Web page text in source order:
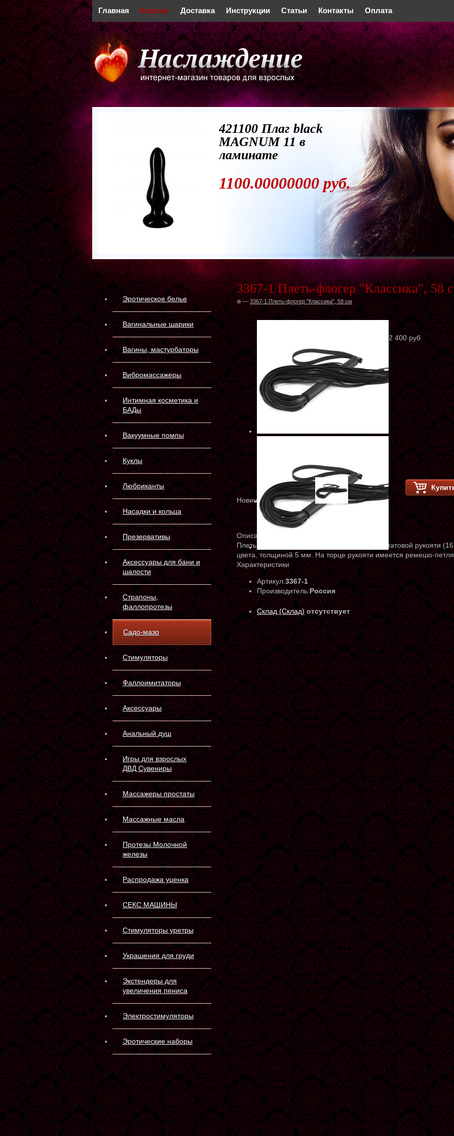
Главная Каталог Доставка Инструкции Статьи Контакты Оплата
421100 Плаг black
MAGNUM 11 в
ламинате
1100.00000000 руб.
Эротическое белье
Вагинальные шарики
Вагины, мастурбаторы
Вибромассажеры
Интимная косметика и
БАДы
Вакуумные помпы
Куклы
Любриканты
Насадки и кольца
Презервативы
Аксессуары для бани и
шалости
Страпоны,
фаллопротезы
Садо-мазо
Стимуляторы
Фаллоимитаторы
Аксессуары
Анальный душ
Игры для взрослых
ДВД Сувениры
Массажеры простаты
Массажные масла
Протезы Молочной
железы
Распродажа уценка
СЕКС МАШИНЫ
Стимуляторы уретры
Украшения для груди
Экстендеры для
увеличения пениса
Электростимуляторы
Эротические наборы
3367-1 Плеть-флогер "Классика", 58
—3367-1 Плеть-флогер "Классика", 58 см
Новинка
2 400 руб
Описание
Плеть "Классика" состоит из металлической матовой рукояти
цвета, толщиной 5 мм. На торце рукояти имеется ремешо-
Характеристики
Артикул:3367-1
Производитель:Россия
Склад (Склад) отсутствует